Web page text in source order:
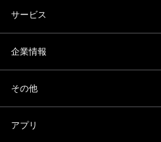
サービス
企業情報
その他
アプリ